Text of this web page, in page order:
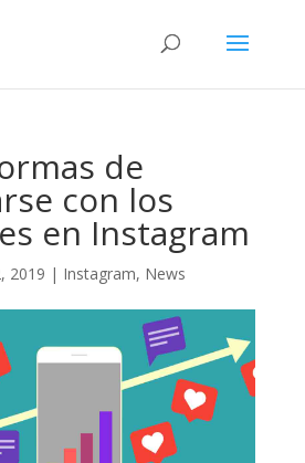
de
con los
en Instagram
2019 | Instagram, News